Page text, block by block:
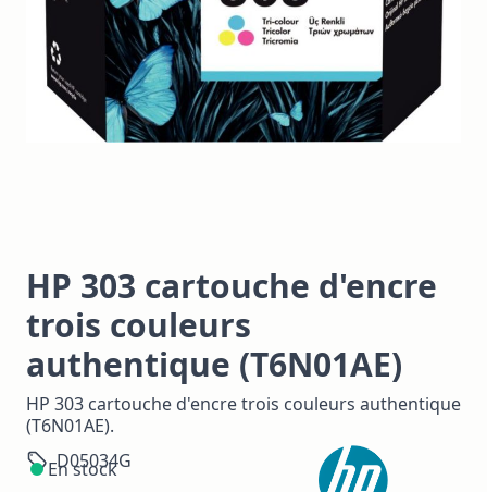
HP 303 cartouche d'encre
trois couleurs
authentique (T6N01AE)
HP 303 cartouche d'encre trois couleurs authentique
(T6N01AE).
D05034G
En stock